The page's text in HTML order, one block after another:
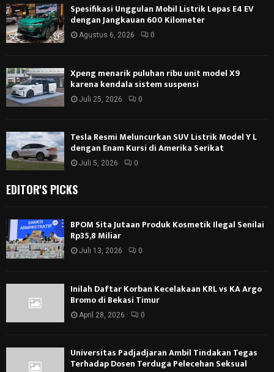
Spesifikasi Unggulan Mobil Listrik Lepas E4 EV
dengan Jangkauan 600 Kilometer
Agustus 6, 2026 0
Xpeng menarik puluhan ribu unit model X9
karena kendala sistem suspensi
Juli 25, 2026 0
Tesla Resmi Meluncurkan SUV Listrik Model Y L
dengan Enam Kursi di Amerika Serikat
Juli 5, 2026 0
EDITOR'S PICKS
BPOM Sita Jutaan Produk Kosmetik Ilegal Senilai
Rp35,8 Miliar
Juli 13, 2026 0
Inilah Daftar Korban Kecelakaan KRL vs KA Argo
Bromo di Bekasi Timur
April 28, 2026 0
Universitas Padjadjaran Ambil Tindakan Tegas
Terhadap Dosen Terduga Pelecehan Seksual